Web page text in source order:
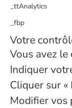
_ttAnalytics
_fbp
Votre
Vous avez
Indiquer
Cliquer sur
Modifier vos